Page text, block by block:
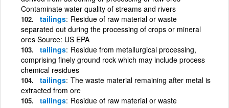
Contaminate water quality of streams and rivers
tailings Residue of raw material or waste
separated out during the processing of crops or mineral
ores Source: US EPA
tailings Residue from metallurgical processing,
comprising finely ground rock which may include process
chemical residues
tailings The waste material remaining after metal is
extracted from ore
tailings Residue of raw material or waste